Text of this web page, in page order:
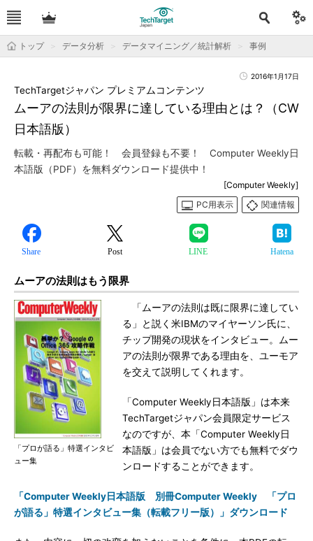
トップ データ分析 データマイニング／統計解析 事例
2016年1月17日
ムーアの法則が限界に達している理由とは？（CW
日本語版）
TechTargetジャパン プレミアムコンテンツ
転載・再配布も可能！ 会員登録も不要！ Computer Weekly日
本語版（PDF）を無料ダウンロード提供中！
[Computer Weekly]
PC用表示
関連情報
Share Post LINE Hatena
ムーアの法則はもう限界
「プロが語る」特選インタビ
ュー集
「ムーアの法則は既に限界に達してい
る」と説く米IBMのマイヤーソン氏に、
チップ開発の現状をインタビュー。ムー
アの法則が限界である理由を、ユーモア
を交えて説明してくれます。
「Computer Weekly日本語版」は本来
TechTargetジャパン会員限定サービス
なのですが、本「Computer Weekly日
本語版」は会員でない方でも無料でダウ
ンロードすることができます。
「Computer Weekly日本語版 別冊Computer Weekly 「プロ
が語る」特選インタビュー集（転載フリー版）」ダウンロード